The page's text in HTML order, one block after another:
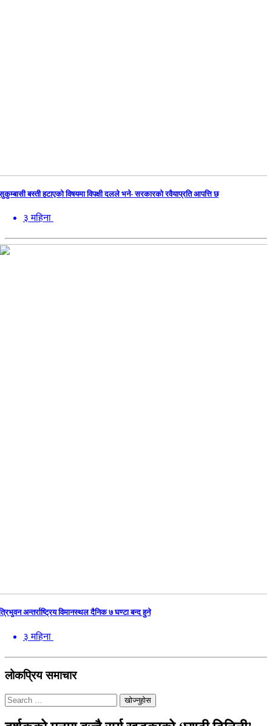
बस्ती हटाएको विषयमा विपक्षी दलले भने- सरकारको रवैयाप्रति आपत्ति छ
३ महिना
अन्तर्राष्ट्रिय विमानस्थल दैनिक ७ घण्टा बन्द हुने
३ महिना
लोकप्रिय समाचार
खोज्नुहोस